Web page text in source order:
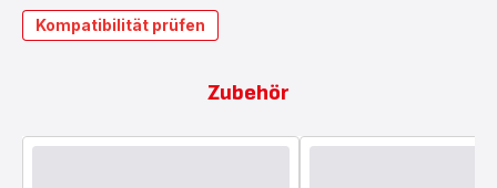
Kompatibilität prüfen
Zubehör